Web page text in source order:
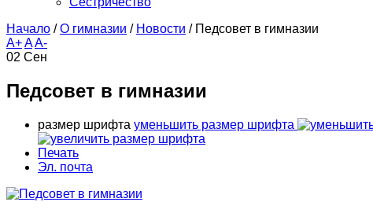
Начало / О гимназии / Новости / Педсовет в гимназии
A+AA-
02 Сен
Педсовет в гимназии
размер шрифта уменьшить размер шрифта
Печать
Эл. почта